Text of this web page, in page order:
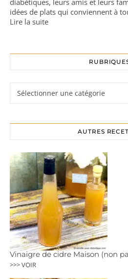
idées de plats qui conviennent à
Lire la suite
AUTRES
Vinaigre de cidre Maison (non
>>> VOIR